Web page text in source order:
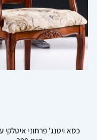
כסא ויטנג' פרחוני איטלקי